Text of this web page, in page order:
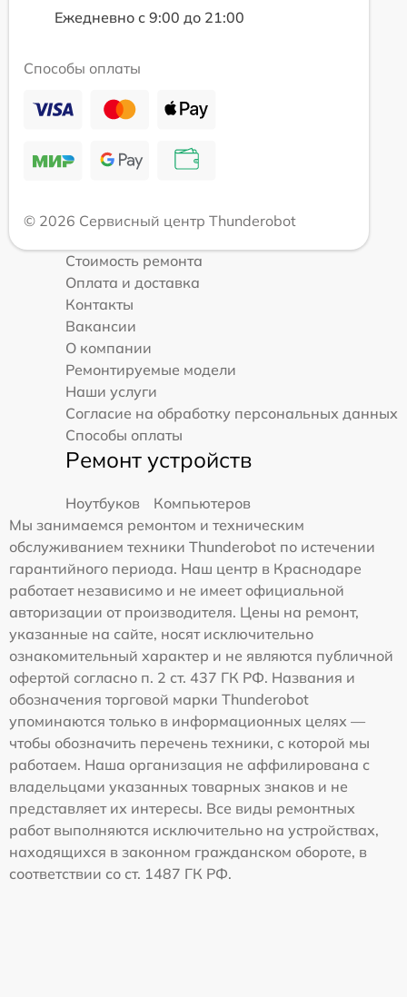
Ежедневно с 9:00 до 21:00
Способы оплаты
© 2026 Сервисный центр Thunderobot
Стоимость ремонта
Оплата и доставка
Контакты
Вакансии
О компании
Ремонтируемые модели
Наши услуги
Согласие на обработку персональных данных
Способы оплаты
Ремонт устройств
Ноутбуков
Компьютеров
Мы занимаемся ремонтом и техническим
обслуживанием техники Thunderobot по истечении
гарантийного периода. Наш центр в Краснодаре
работает независимо и не имеет официальной
авторизации от производителя. Цены на ремонт,
указанные на сайте, носят исключительно
ознакомительный характер и не являются публичной
офертой согласно п. 2 ст. 437 ГК РФ. Названия и
обозначения торговой марки Thunderobot
упоминаются только в информационных целях —
чтобы обозначить перечень техники, с которой мы
работаем. Наша организация не аффилирована с
владельцами указанных товарных знаков и не
представляет их интересы. Все виды ремонтных
работ выполняются исключительно на устройствах,
находящихся в законном гражданском обороте, в
соответствии со ст. 1487 ГК РФ.